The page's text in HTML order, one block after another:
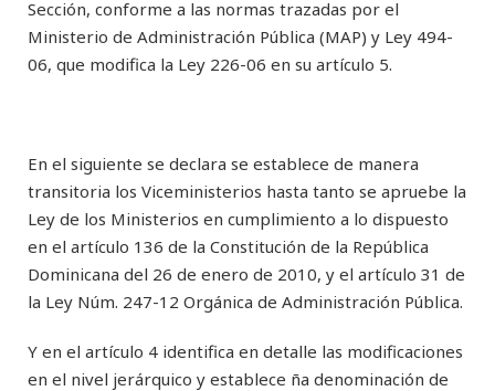
Sección, conforme a las normas trazadas por el
Ministerio de Administración Pública (MAP) y Ley 494-
06, que modifica la Ley 226-06 en su artículo 5.
En el siguiente se declara se establece de manera
transitoria los Viceministerios hasta tanto se apruebe la
Ley de los Ministerios en cumplimiento a lo dispuesto
en el artículo 136 de la Constitución de la República
Dominicana del 26 de enero de 2010, y el artículo 31 de
la Ley Núm. 247-12 Orgánica de Administración Pública.
Y en el artículo 4 identifica en detalle las modificaciones
en el nivel jerárquico y establece ña denominación de